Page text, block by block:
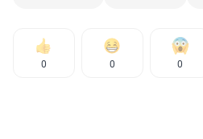
0 0 0